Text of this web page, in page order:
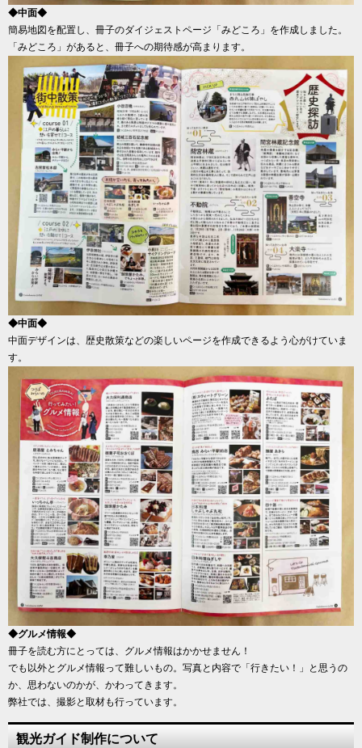
◆中面◆
簡易地図を配置し、冊子のダイジェストページ「みどころ」を作成しました。
「みどころ」があると、冊子への期待感が高まります。
◆中面◆
中面デザインは、歴史散策などの楽しいページを作成できるよう心がけていま
す。
◆グルメ情報◆
冊子を読む方にとっては、グルメ情報はかかせません！
でも以外とグルメ情報って難しいもの。写真と内容で「行きたい！」と思うの
か、思わないのかが、かわってきます。
弊社では、撮影と取材も行っています。
観光ガイド制作について